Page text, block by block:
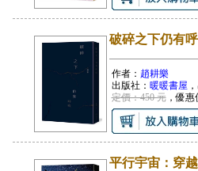
破碎之下仍有
作者： 趙耕樂
出版社： 暖暖書屋
定價：450 元，優惠
平行宇宙：穿